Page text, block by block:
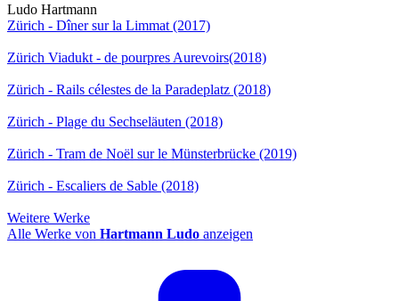
Ludo Hartmann
Zürich - Dîner sur la Limmat (2017)
Zürich Viadukt - de pourpres Aurevoirs(2018)
Zürich - Rails célestes de la Paradeplatz (2018)
Zürich - Plage du Sechseläuten (2018)
Zürich - Tram de Noël sur le Münsterbrücke (2019)
Zürich - Escaliers de Sable (2018)
Weitere Werke
Alle Werke von Hartmann Ludo anzeigen